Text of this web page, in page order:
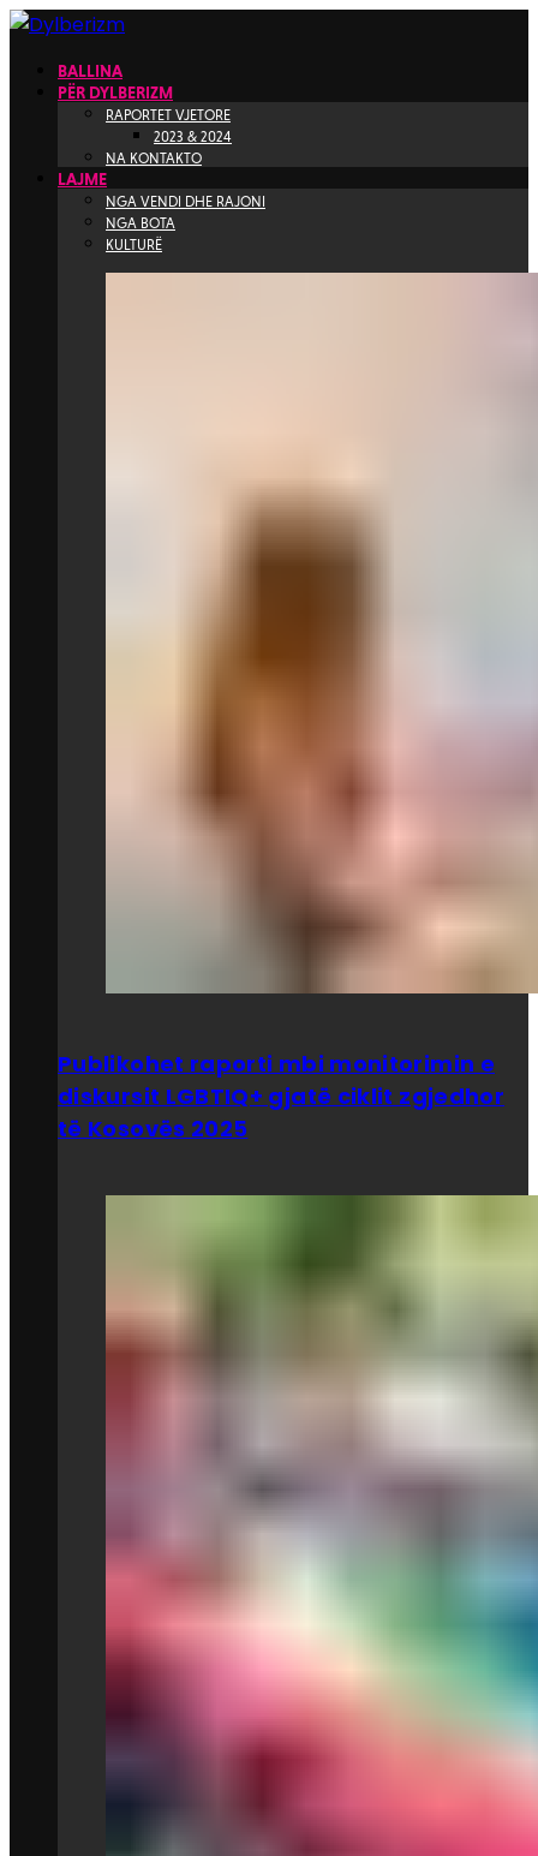
BALLINA
PËR DYLBERIZM
RAPORTET VJETORE
2023 & 2024
NA KONTAKTO
LAJME
NGA VENDI DHE RAJONI
NGA BOTA
KULTURË
Publikohet raporti mbi monitorimin e
diskursit LGBTIQ+ gjatë ciklit zgjedhor
të Kosovës 2025